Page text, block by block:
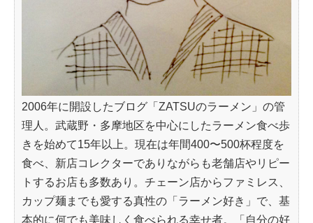
2006年に開設したブログ「ZATSUのラーメン」の管
理人。武蔵野・多摩地区を中心にしたラーメン食べ歩
きを始めて15年以上。現在は年間400〜500杯程度を
食べ、新店コレクターでありながらも老舗店やリピー
トするお店も多数あり。チェーン店からファミレス、
カップ麺までも愛する真性の「ラーメン好き」で、基
本的に何でも美味しく食べられる幸せ者。「自分の好